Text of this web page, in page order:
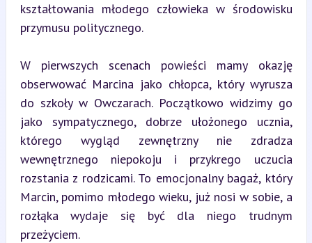
kształtowania młodego człowieka w środowisku
przymusu politycznego.
W pierwszych scenach powieści mamy okazję
obserwować Marcina jako chłopca, który wyrusza
do szkoły w Owczarach. Początkowo widzimy go
jako sympatycznego, dobrze ułożonego ucznia,
którego wygląd zewnętrzny nie zdradza
wewnętrznego niepokoju i przykrego uczucia
rozstania z rodzicami. To emocjonalny bagaż, który
Marcin, pomimo młodego wieku, już nosi w sobie, a
rozłąka wydaje się być dla niego trudnym
przeżyciem.